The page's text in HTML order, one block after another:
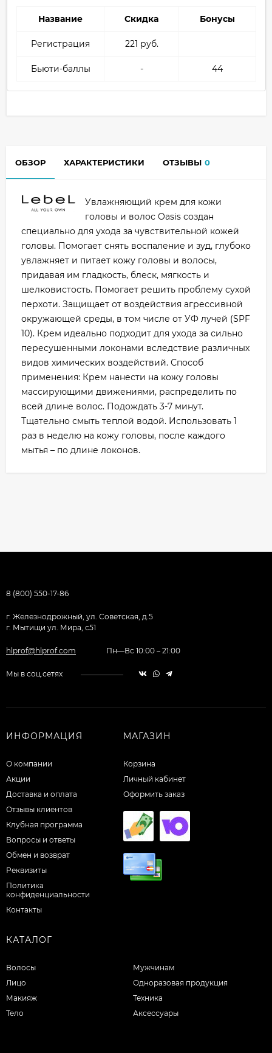
Название Скидка Бонусы
Регистрация 221 руб.
Бьюти-баллы - 44
ОБЗОР ХАРАКТЕРИСТИКИ ОТЗЫВЫ 0
Увлажняющий крем для кожи
головы и волос Oasis создан
специально для ухода за чувствительной кожей
головы. Помогает снять воспаление и зуд, глубоко
увлажняет и питает кожу головы и волосы,
придавая им гладкость, блеск, мягкость и
шелковистость. Помогает решить проблему сухой
перхоти. Защищает от воздействия агрессивной
окружающей среды, в том числе от УФ лучей (SPF
10). Крем идеально подходит для ухода за сильно
пересушенными локонами вследствие различных
видов химических воздействий. Способ
применения: Крем нанести на кожу головы
массирующими движениями, распределить по
всей длине волос. Подождать 3-7 минут.
Тщательно смыть теплой водой. Использовать 1
раз в неделю на кожу головы, после каждого
мытья – по длине локонов.
8 (800) 550-17-86
г. Железнодрожный, ул. Советская, д.5
г. Мытищи ул. Мира, с51
hlprof@hlprof.com Пн—Вс 10:00 – 21:00
Мы в соц.сетях
ИНФОРМАЦИЯ
О компании
Акции
Доставка и оплата
Отзывы клиентов
Клубная программа
Вопросы и ответы
Обмен и возврат
Реквизиты
Политика
конфиденциальности
Контакты
МАГАЗИН
Корзина
Личный кабинет
Оформить заказ
КАТАЛОГ
Волосы
Лицо
Макияж
Тело
Мужчинам
Одноразовая продукция
Техника
Аксессуары